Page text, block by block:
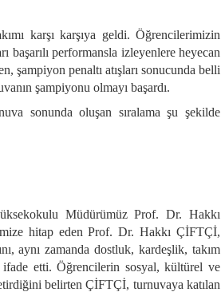
karşı karşıya geldi. Öğrencilerimizin
performansla izleyenlere heyecan
şampiyon penaltı atışları sonucunda belli
şampiyonu olmayı başardı.
sonunda oluşan sıralama şu şekilde
Müdürümüz Prof. Dr. Hakkı
hitap eden Prof. Dr. Hakkı ÇİFTÇİ,
aynı zamanda dostluk, kardeşlik, takım
etti. Öğrencilerin sosyal, kültürel ve
belirten ÇİFTÇİ, turnuvaya katılan